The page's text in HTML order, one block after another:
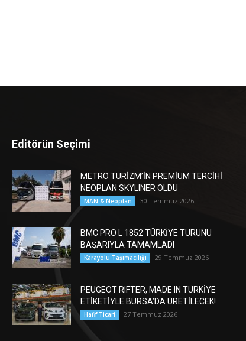
Editörün Seçimi
METRO TURİZM’İN PREMİUM TERCİHİ
NEOPLAN SKYLINER OLDU
MAN & Neoplan 30 Temmuz 2026
BMC PRO L 1852 TÜRKİYE TURUNU
BAŞARIYLA TAMAMLADI
Karayolu Taşımacılığı 29 Temmuz 2026
PEUGEOT RIFTER, MADE IN TÜRKİYE
ETİKETİYLE BURSA’DA ÜRETİLECEK!
Hafif Ticari 27 Temmuz 2026